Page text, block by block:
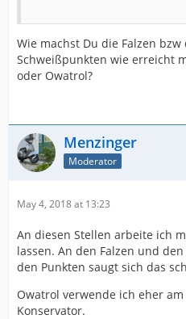
Wie machst Du die Falzen
Schweißpunkten wie erreicht
oder Owatrol?
Menzinger
Moderator
May 4, 2018 at 13:23
An diesen Stellen arbeite ich
lassen. An den Falzen und
den Punkten saugt sich das
Owatrol verwende ich eher
Konservator.